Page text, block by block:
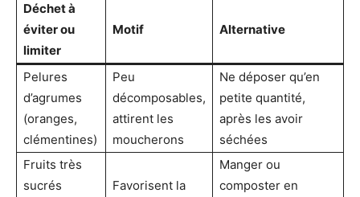
Déchet à
éviter ou
limiter
Motif Alternative
Pelures
d’agrumes
(oranges,
clémentines)
Peu
décomposables,
attirent les
moucherons
Ne déposer qu’en
petite quantité,
après les avoir
séchées
Fruits très
sucrés
Favorisent la
Manger ou
composter en